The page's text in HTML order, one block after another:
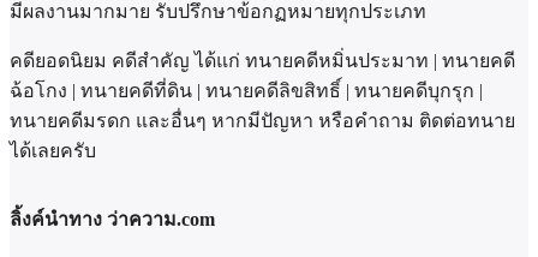
มีผลงานมากมาย รับปรึกษาข้อกฏหมายทุกประเภท
คดียอดนิยม คดีสำคัญ ได้แก่ ทนายคดีหมิ่นประมาท | ทนายคดี
ฉ้อโกง | ทนายคดีที่ดิน | ทนายคดีลิขสิทธิ์ | ทนายคดีบุกรุก |
ทนายคดีมรดก และอื่นๆ หากมีปัญหา หรือคำถาม ติดต่อทนาย
ได้เลยครับ
ลิ้งค์นำทาง ว่าความ.com